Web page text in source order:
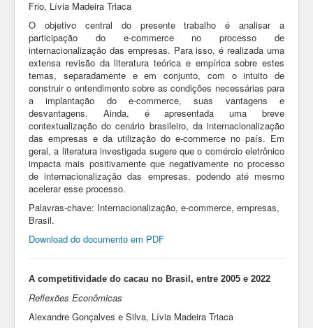
Frio, Lívia Madeira Triaca
O objetivo central do presente trabalho é analisar a
participação do e-commerce no processo de
internacionalização das empresas. Para isso, é realizada uma
extensa revisão da literatura teórica e empírica sobre estes
temas, separadamente e em conjunto, com o intuito de
construir o entendimento sobre as condições necessárias para
a implantação do e-commerce, suas vantagens e
desvantagens. Ainda, é apresentada uma breve
contextualização do cenário brasileiro, da internacionalização
das empresas e da utilização do e-commerce no país. Em
geral, a literatura investigada sugere que o comércio eletrônico
impacta mais positivamente que negativamente no processo
de internacionalização das empresas, podendo até mesmo
acelerar esse processo.
Palavras-chave: Internacionalização, e-commerce, empresas,
Brasil.
Download do documento em PDF
A competitividade do cacau no Brasil, entre 2005 e 2022
Reflexões Econômicas
Alexandre Gonçalves e Silva, Lívia Madeira Triaca